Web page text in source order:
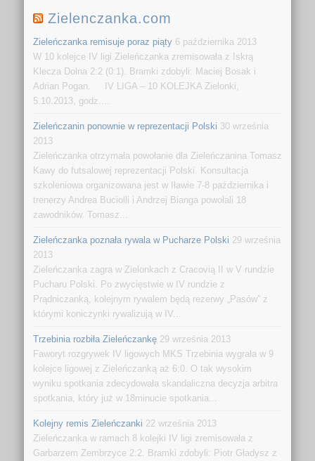
Zielenczanka.com
Zieleńczanka remisuje poraz piąty 6 października 2013
W 10 kolejce IV ligi Zieleńczanka zremisowała z Iskrą
Klecza Dolna 2:2 (0:1). Bramki zdobyli: Maciej Bosak i
Adrian Pogan. IV LIGA – 10 KOLEJKA Zielonki,
5.10.2013, godz....
Zieleńczanin ponownie w reprezentacji Polski 30 września
2013
Zieleńczanka otrzymała powołanie dla Zieleńczanina Tomasz
Kawy do futsalowej reprezentacji Polski. Konsultacja
szkoleniowa organizowana jest w Iławie 7-8 października i
trenerzy Andrea Buciolli i Andrzej Bianga powołali 18
zawodników. Tomasz...
Zieleńczanka poznała rywala w Pucharze Polski 29 września
2013
Zieleńczanka zagra w Zielonkach z Cracovią II w V rundzie
Pucharu Polski. Po zwycięstwie w IV rundzie z
Prądniczanką, kolejnym rywalem będą rezerwy „Pasów” z
którymi koniczynki rywalizują w IV...
Trzebinia rozbiła Zieleńczankę 29 września 2013
Faworyt rozgrywek IV ligowych MKS Trzebinia wygrała w 9
kolejce ligowej z Zieleńczanką aż 6:0. O tak wysokim
wyniku spotkania zdecydowała skandaliczna decyzja arbitra
spotkania, który już w 18minucie spotkania...
Kolejny remis Zieleńczanki 22 września 2013
Zieleńczanka w ramach 8 kolejki IV ligi zremisowała z
Garbarzem Zembrzyce 2:2. Bramki zdobyli: Piotr Gładysz z